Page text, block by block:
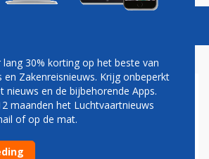
VLIET:
30% korting op het beste van
en Zakenreisnieuws. Krijg onbeperkt
nieuws en de bijbehorende Apps.
maanden het Luchtvaartnieuws
of op de mat.